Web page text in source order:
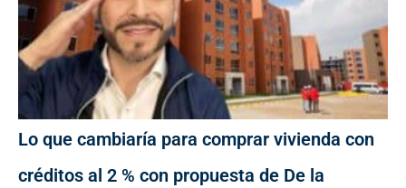
Lo que cambiaría para comprar vivienda con
créditos al 2 % con propuesta de De la